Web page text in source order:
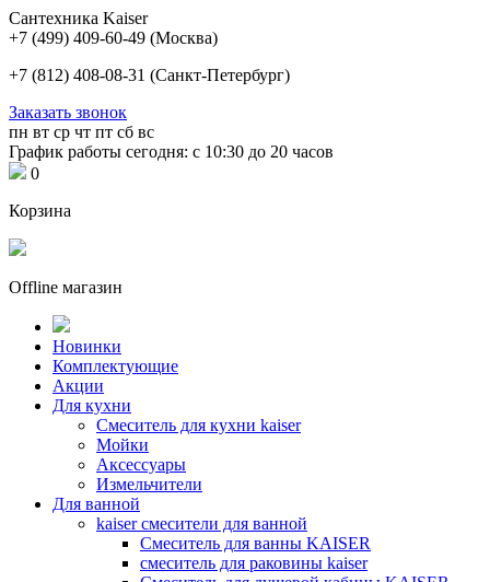
Сантехника Kaiser
+7 (499) 409-60-49 (Москва)
+7 (812) 408-08-31 (Санкт-Петербург)
Заказать звонок
пн вт ср чт пт сб вс
График работы сегодня: с 10:30 до 20 часов
0
Корзина
Offline магазин
Новинки
Комплектующие
Акции
Для кухни
Cмеситель для кухни kaiser
Мойки
Аксессуары
Измельчители
Для ванной
kaiser смесители для ванной
Смеситель для ванны KAISER
смеситель для раковины kaiser